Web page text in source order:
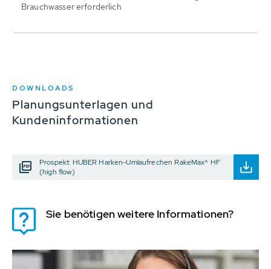
Brauchwasser erforderlich
DOWNLOADS
Planungsunterlagen und
Kundeninformationen
Prospekt: HUBER Harken-Umlaufrechen RakeMax® HF
(high flow)
Sie benötigen weitere Informationen?